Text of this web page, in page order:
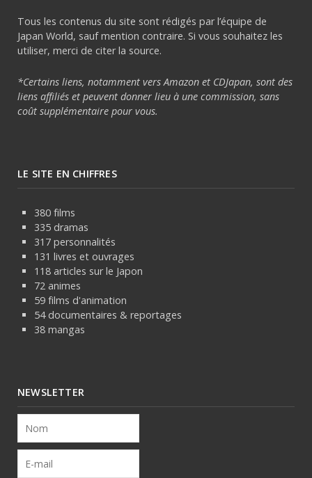
Tous les contenus du site sont rédigés par l’équipe de
Japan World, sauf mention contraire. Si vous souhaitez les
utiliser, merci de citer la source.
*Certains liens, notamment vers Amazon et CDJapan, sont des
liens affiliés et peuvent donner lieu à une commission, sans
coût supplémentaire pour vous.
LE SITE EN CHIFFRES
380 films
335 dramas
317 personnalités
131 livres et ouvrages
118 articles sur le Japon
72 animes
59 films d'animation
54 documentaires & reportages
38 mangas
NEWSLETTER